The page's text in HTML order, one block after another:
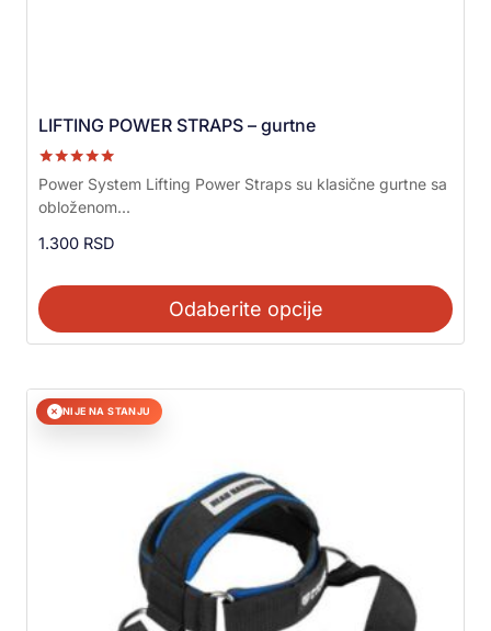
LIFTING POWER STRAPS – gurtne
Ocenjeno sa
5.00
od 5
Power System Lifting Power Straps su klasične gurtne sa
obloženom...
1.300 RSD
Odaberite opcije
✕ NIJE NA STANJU